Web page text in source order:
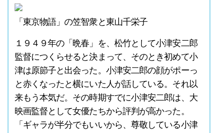
「東京物語」の笠智衆と東山千栄子
１９４９年の「晩春」を、松竹として小津安二郎
監督につくらせると決まって、そのとき初めて小
津は原節子と出会った。小津安二郎の顔がポーっ
と赤くなったと横にいた人が話している。それ以
来もう本気だ。その時期すでに小津安二郎は、大
映画監督として女優たちから評判が高かった。
「ギャラが半分でもいいから、尊敬している小津